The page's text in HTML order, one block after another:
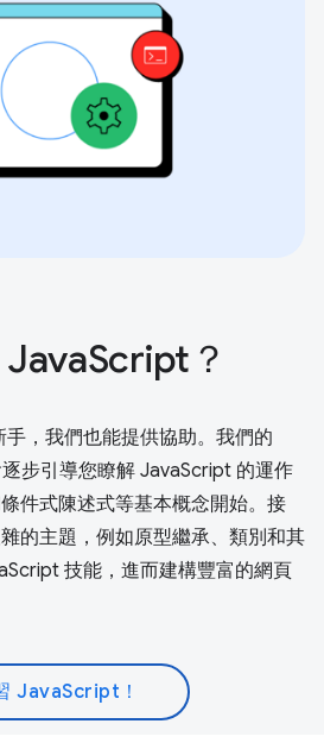
？
，我們也能提供協助。我們的
步引導您瞭解 JavaScript 的運作
件式陳述式等基本概念開始。接
的主題，例如原型繼承、類別和其
技能，進而建構豐富的網頁
JavaScript！